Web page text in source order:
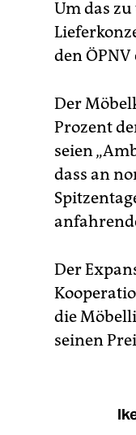
Um das
den
Der
Prozent
seien
dass an
Der
die
seinen